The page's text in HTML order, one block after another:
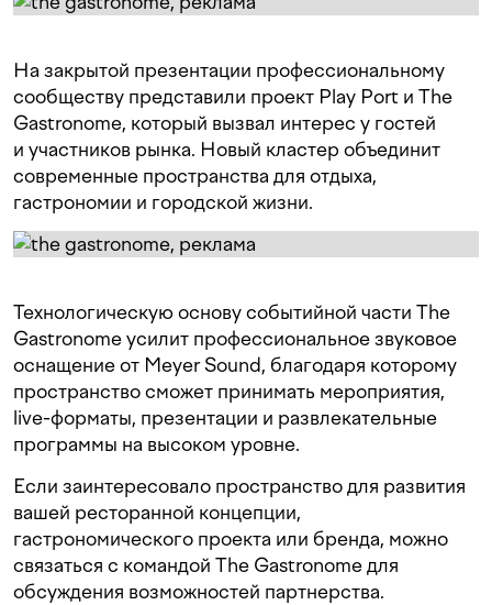
На закрытой презентации профессиональному
сообществу представили проект Play Port и The
Gastronome, который вызвал интерес у гостей
и участников рынка. Новый кластер объединит
современные пространства для отдыха,
гастрономии и городской жизни.
Технологическую основу событийной части The
Gastronome усилит профессиональное звуковое
оснащение от Meyer Sound, благодаря которому
пространство сможет принимать мероприятия,
live-форматы, презентации и развлекательные
программы на высоком уровне.
Если заинтересовало пространство для развития
вашей ресторанной концепции,
гастрономического проекта или бренда, можно
связаться с командой The Gastronome для
обсуждения возможностей партнерства.